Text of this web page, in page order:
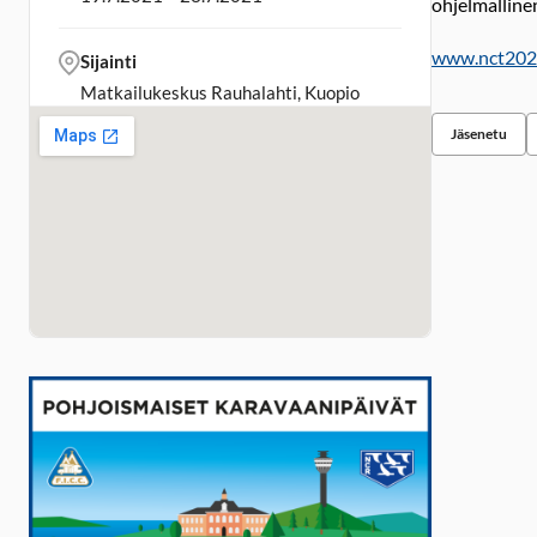
Jäsenetu
Sijainti
Matkailukeskus Rauhalahti, Kuopio